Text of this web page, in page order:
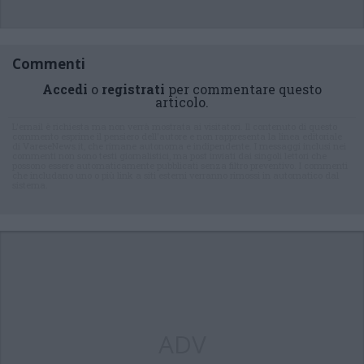
Commenti
Accedi o registrati per commentare questo
articolo.